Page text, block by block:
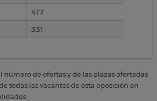
417
331
número de ofertas y de las plazas ofertadas
todas las vacantes de esta oposición en